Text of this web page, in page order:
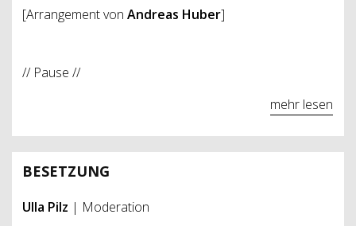
[Arrangement von Andreas Huber]
// Pause //
mehr lesen
BESETZUNG
Ulla Pilz | Moderation